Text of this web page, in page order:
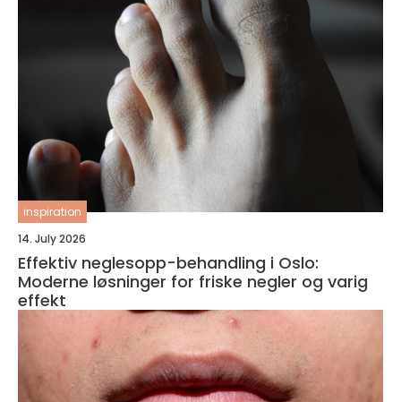
inspiration
14. July 2026
Effektiv neglesopp-behandling i Oslo:
Moderne løsninger for friske negler og varig
effekt